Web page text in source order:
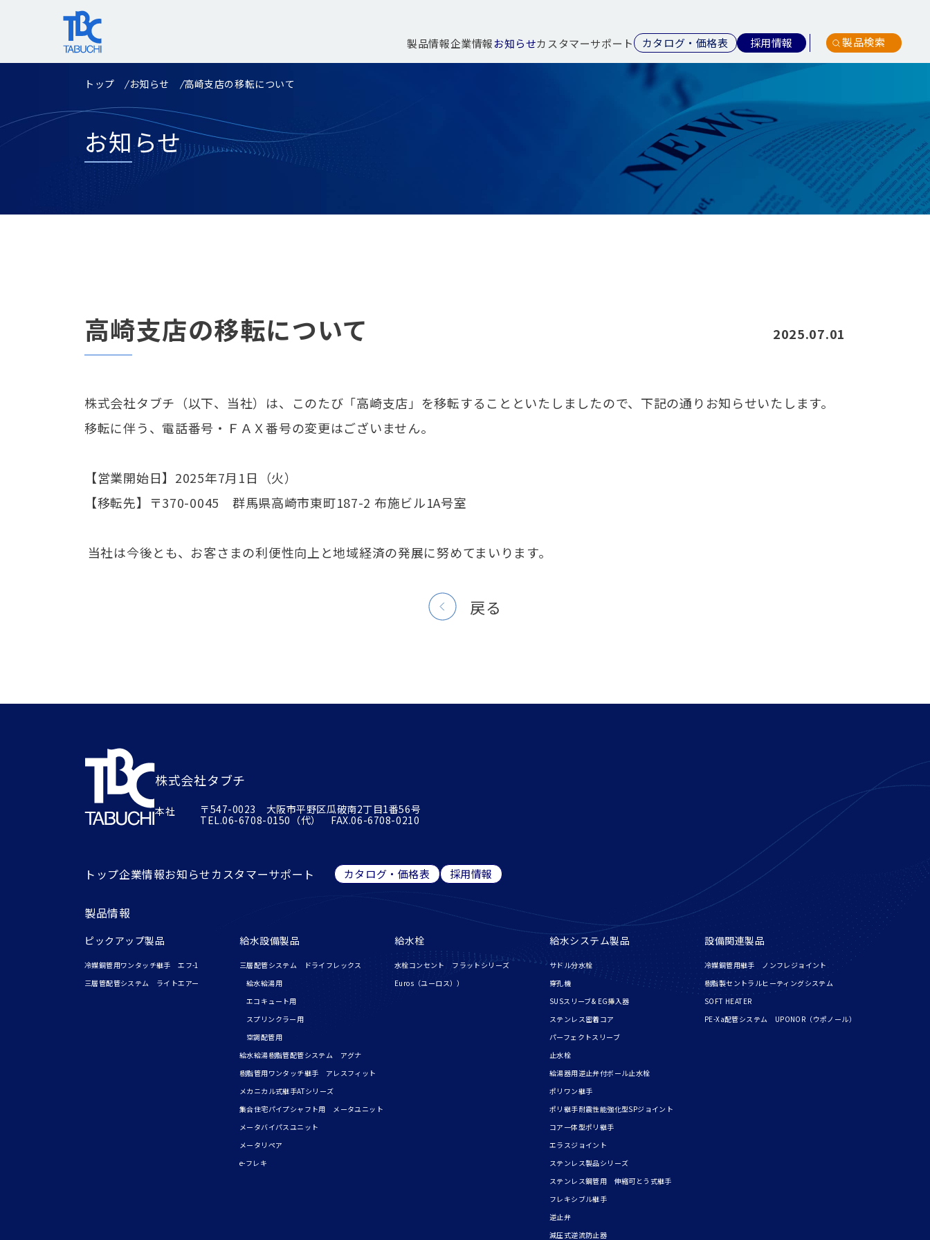
キ
製品情報企業情報お知らせカスタマーサポート カタログ・価格表 採用情報 製品検索
お知らせ
トップ お知らせ 高崎支店の移転について
高崎支店の移転について 2025.07.01
株式会社タブチ（以下、当社）は、このたび「高崎支店」を移転することといたしましたので、下記の通りお知らせいたします。
移転に伴う、電話番号・ＦＡＸ番号の変更はございません。
【営業開始日】2025年7月1日（火）
【移転先】〒370-0045 群馬県高崎市東町187-2 布施ビル1A号室
当社は今後とも、お客さまの利便性向上と地域経済の発展に努めてまいります。
戻る
株式会社タブチ
本社
〒547-0023 大阪市平野区瓜破南2丁目1番56号
TEL.06-6708-0150 （代） FAX.06-6708-0210
トップ企業情報お知らせカスタマーサポート カタログ・価格表 採用情報
製品情報
ピックアップ製品
冷媒銅管用ワンタッチ継手 エフ-1
三層管配管システム ライトエアー
給水設備製品
三層配管システム ドライフレックス
給水給湯用
エコキュート用
スプリンクラー用
空調配管用
給水給湯樹脂管配管システム アグナ
樹脂管用ワンタッチ継手 アレスフィット
メカニカル式継手ATシリーズ
集合住宅パイプシャフト用 メータユニット
メータバイパスユニット
メータリペア
e-フレキ
給水栓
水栓コンセント フラットシリーズ
Euros（ユーロス））
給水システム製品
サドル分水栓
穿孔機
SUSスリーブ& EG挿入器
ステンレス密着コア
パーフェクトスリーブ
止水栓
給湯器用逆止弁付ボール止水栓
ポリワン継手
ポリ継手耐震性能強化型SPジョイント
コア一体型ポリ継手
エラスジョイント
ステンレス製品シリーズ
ステンレス鋼管用 伸縮可とう式継手
フレキシブル継手
逆止弁
減圧式逆流防止器
設備関連製品
冷媒銅管用継手 ノンフレジョイント
樹脂製セントラルヒーティングシステム
SOFT HEATER
PE-Xa配管システム UPONOR（ウポノール）